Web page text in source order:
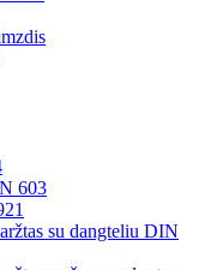
603
su dangteliu DIN